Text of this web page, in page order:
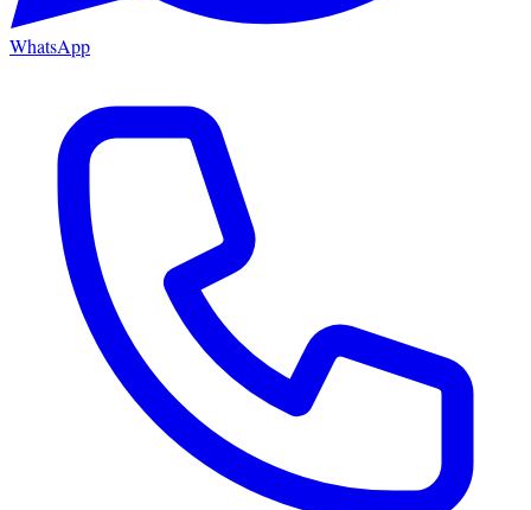
WhatsApp